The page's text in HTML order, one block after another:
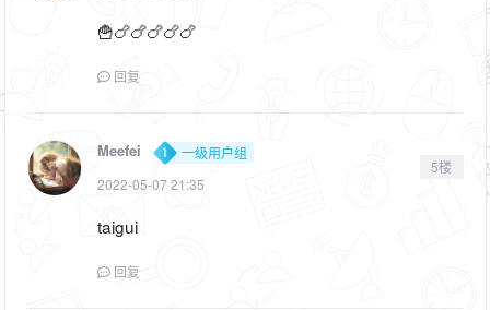
🍟🍗🍗🍗🍗🍗
回复
Meefei
一级用户组
2022-05-07 21:35
5楼
taigui
回复